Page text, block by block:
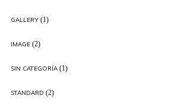
GALLERY(1)
IMAGE(2)
SIN CATEGORÍA(1)
STANDARD (2)